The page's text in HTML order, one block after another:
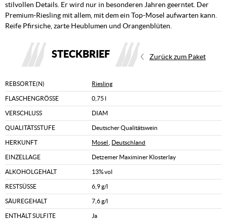
stilvollen Details. Er wird nur in besonderen Jahren geerntet. Der
Premium-Riesling mit allem, mit dem ein Top-Mosel aufwarten kann.
Reife Pfirsiche, zarte Heublumen und Orangenblüten.
STECKBRIEF Zurück zum Paket
REBSORTE(N) Riesling
FLASCHENGRÖSSE 0,75 l
VERSCHLUSS DIAM
QUALITÄTSSTUFE Deutscher Qualitätswein
HERKUNFT Mosel Deutschland
EINZELLAGE Detzemer Maximiner Klosterlay
ALKOHOLGEHALT 13% vol
RESTSÜSSE 6,9 g/l
SÄUREGEHALT 7,6 g/l
ENTHÄLT SULFITE Ja